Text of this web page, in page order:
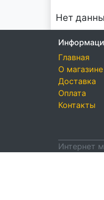
Нет
Главная
О магазине
Доставка
Оплата
Контакты
Интернет